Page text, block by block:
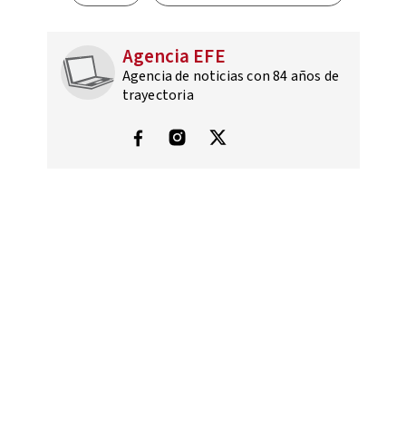
Agencia EFE
Agencia de noticias con 84 años de
trayectoria